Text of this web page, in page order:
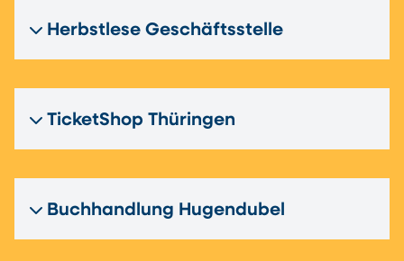
Herbstlese Geschäftsstelle
TicketShop Thüringen
Buchhandlung Hugendubel